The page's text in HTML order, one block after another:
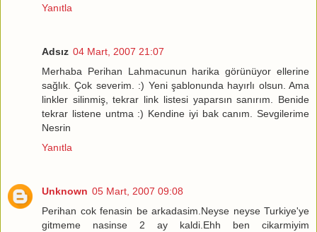
Yanıtla
Adsız 04 Mart, 2007 21:07
Merhaba Perihan Lahmacunun harika görünüyor ellerine
sağlık. Çok severim. :) Yeni şablonunda hayırlı olsun. Ama
linkler silinmiş, tekrar link listesi yaparsın sanırım. Benide
tekrar listene untma :) Kendine iyi bak canım. Sevgilerime
Nesrin
Yanıtla
Unknown 05 Mart, 2007 09:08
Perihan cok fenasin be arkadasim.Neyse neyse Turkiye'ye
gitmeme nasinse 2 ay kaldi.Ehh ben cikarmiyim